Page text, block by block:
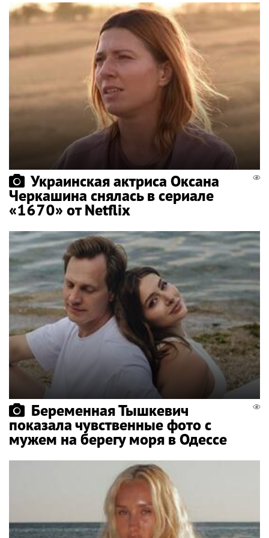
Украинская актриса Оксана
Черкашина снялась в сериале
«1670» от Netflix
Беременная Тышкевич
показала чувственные фото с
мужем на берегу моря в Одессе